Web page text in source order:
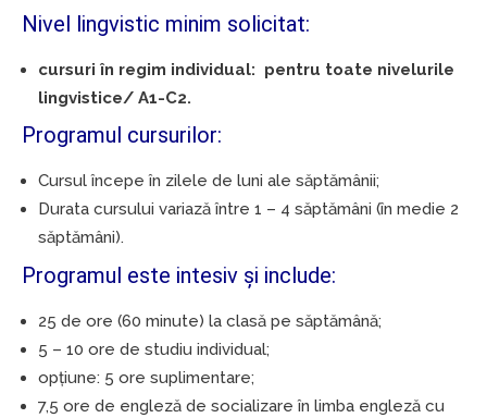
Nivel lingvistic minim solicitat:
cursuri în regim individual: pentru toate nivelurile
lingvistice/ A1-C2.
Programul cursurilor:
Cursul începe în zilele de luni ale săptămânii;
Durata cursului variază între 1 – 4 săptămâni (în medie 2
săptămâni).
Programul este intesiv și include:
25 de ore (60 minute) la clasă pe săptămână;
5 – 10 ore de studiu individual;
opțiune: 5 ore suplimentare;
7,5 ore de engleză de socializare în limba engleză cu